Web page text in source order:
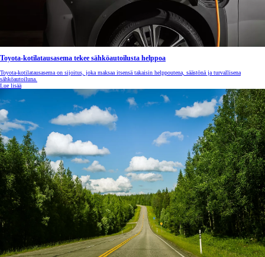
Toyota-kotilatausasema tekee sähköautoilusta helppoa
Toyota-kotilatausasema on sijoitus, joka maksaa itsensä takaisin helppoutena, säästönä ja turvallisena
sähköautoiluna.
Lue lisää